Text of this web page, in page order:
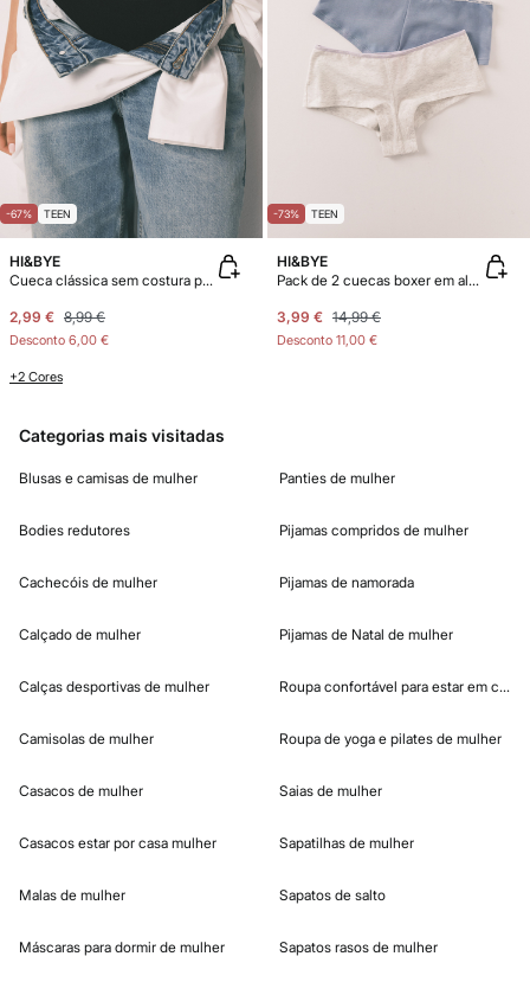
-67% TEEN
HI&BYE
Cueca clássica sem costura preto
2,99 € 8,99 €
Desconto 6,00 €
+2 Cores
-73% TEEN
HI&BYE
Pack de 2 cuecas boxer em algodão azul cinzento
3,99 € 14,99 €
Desconto 11,00 €
Categorias mais visitadas
Blusas e camisas de mulher
Bodies redutores
Cachecóis de mulher
Calçado de mulher
Calças desportivas de mulher
Camisolas de mulher
Casacos de mulher
Casacos estar por casa mulher
Malas de mulher
Máscaras para dormir de mulher
Panties de mulher
Pijamas compridos de mulher
Pijamas de namorada
Pijamas de Natal de mulher
Roupa confortável para estar em casa
Roupa de yoga e pilates de mulher
Saias de mulher
Sapatilhas de mulher
Sapatos de salto
Sapatos rasos de mulher